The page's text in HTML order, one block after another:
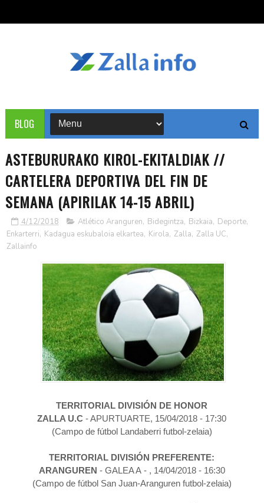
BLOG
ASTEBURURAKO KIROL-EKITALDIAK //
CARTELERA DEPORTIVA DEL FIN DE
SEMANA (APIRILAK 14-15 ABRIL)
4/12/2018 Atlético Aranguren, Bidegintza, Bizkaia, Deporte,
Enkarterri, Kadagua eskubaloia elkartea, Kirola, Zalla, Zalla UC,
Zallainfo
TERRITORIAL DIVISIÓN DE HONOR
ZALLA U.C- APURTUARTE, 15/04/2018 - 17:30
(Campo de fútbol Landaberri futbol-zelaia)
TERRITORIAL DIVISIÓN PREFERENTE:
ARANGUREN - GALEA A- , 14/04/2018- 16:30
(Campo de fútbol San Juan-Aranguren futbol-zelaia)